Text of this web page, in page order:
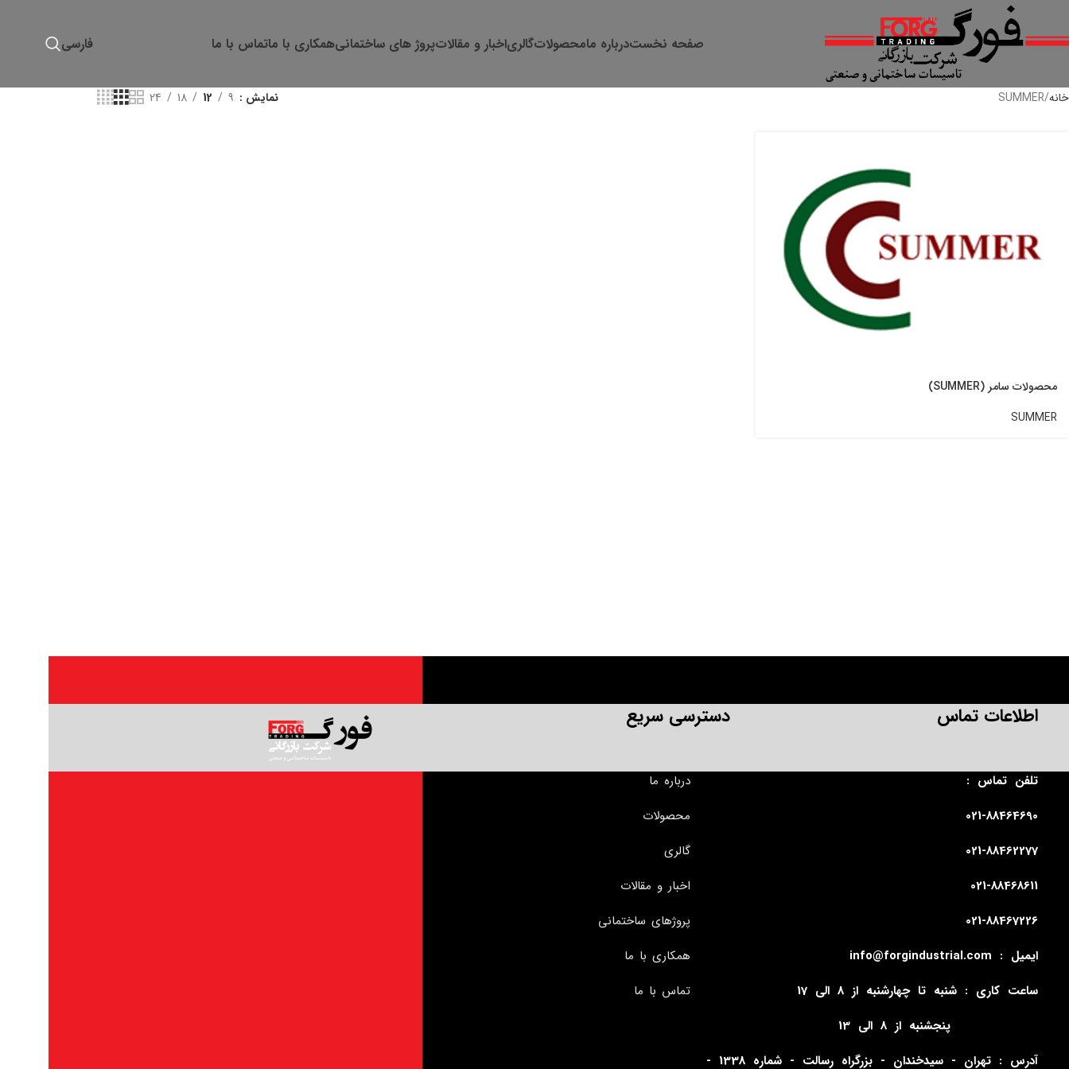
صفحه نخستدرباره مامحصولاتگالریاخبار و مقالاتپروژ های ساختمانیهمکاری با ماتماس با ما فارسی
خانه SUMMER نمایش 9
12
18
24
محصولات سامر (SUMMER)
SUMMER
اطلاعات تماس دسترسی سریع
تلفن تماس :
021-88464690
021-88462277
021-88468611
021-88467226
ایمیل : info@forgindustrial.com
ساعت کاری : شنبه تا چهارشنبه از 8 الی 17
پنجشنبه از 8 الی 13
آدرس : تهران - سیدخندان - بزرگراه رسالت - شماره 1338 -
درباره ما
محصولات
گالری
اخبار و مقالات
پروژهای ساختمانی
همکاری با ما
تماس با ما